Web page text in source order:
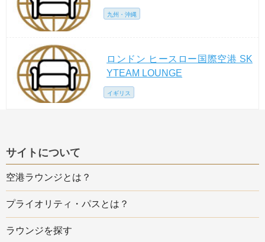
九州・沖縄
ロンドン ヒースロー国際空港 SK
YTEAM LOUNGE
イギリス
サイトについて
空港ラウンジとは？
プライオリティ・パスとは？
ラウンジを探す